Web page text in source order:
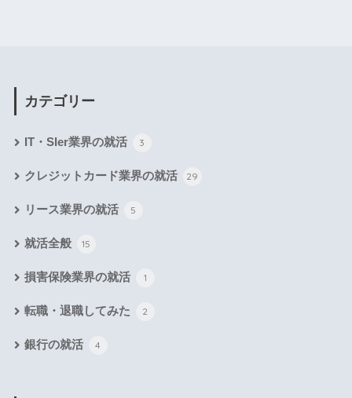
カテゴリー
IT・SIer業界の就活 3
クレジットカード業界の就活 29
リース業界の就活 5
就活全般 15
損害保険業界の就活 1
転職・退職してみた 2
銀行の就活 4